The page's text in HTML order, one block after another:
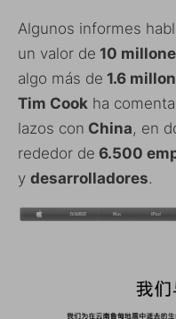
Algunos informes
un valor de 10
algo más de 1.6
Tim Cook ha
lazos con China, en
rededor de 6.500
y desarrolladores.